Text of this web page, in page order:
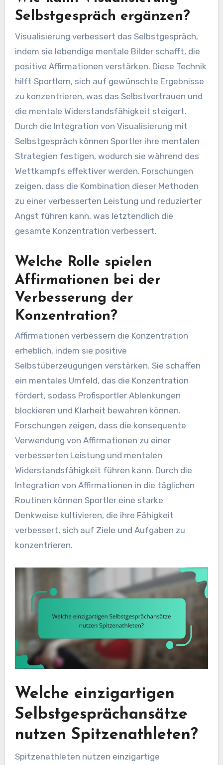
Selbstgespräch ergänzen?
Visualisierung verbessert das Selbstgespräch,
indem sie lebendige mentale Bilder schafft, die
positive Affirmationen verstärken. Diese Technik
hilft Sportlern, sich auf gewünschte Ergebnisse
zu konzentrieren, was das Selbstvertrauen und
die mentale Widerstandsfähigkeit steigert.
Durch die Integration von Visualisierung mit
Selbstgespräch können Sportler ihre mentalen
Strategien festigen, wodurch sie während des
Wettkampfs effektiver werden. Forschungen
zeigen, dass die Kombination dieser Methoden
zu einer verbesserten Leistung und reduzierter
Angst führen kann, was letztendlich die
gesamte Konzentration verbessert.
Welche Rolle spielen
Affirmationen bei der
Verbesserung der
Konzentration?
Affirmationen verbessern die Konzentration
erheblich, indem sie positive
Selbstüberzeugungen verstärken. Sie schaffen
ein mentales Umfeld, das die Konzentration
fördert, sodass Profisportler Ablenkungen
blockieren und Klarheit bewahren können.
Forschungen zeigen, dass die konsequente
Verwendung von Affirmationen zu einer
verbesserten Leistung und mentalen
Widerstandsfähigkeit führen kann. Durch die
Integration von Affirmationen in die täglichen
Routinen können Sportler eine starke
Denkweise kultivieren, die ihre Fähigkeit
verbessert, sich auf Ziele und Aufgaben zu
konzentrieren.
Welche einzigartigen
Selbstgesprächansätze
nutzen Spitzenathleten?
Spitzenathleten nutzen einzigartige